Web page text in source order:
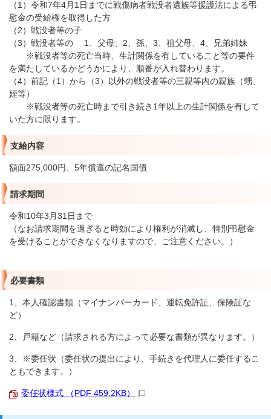
（1）令和7年4月1日までに戦傷病者戦没者遺族等援護法による弔
慰金の受給権を取得した方
（2）戦没者等の子
（3）戦没者等の 1、父母、2、孫、3、祖父母、4、兄弟姉妹
※戦没者等の死亡当時、生計関係を有していること等の要件
を満たしているかどうかにより、順番が入れ替わります。
（4）前記（1）から（3）以外の戦没者等の三親等内の親族（甥、
姪等）
※戦没者等の死亡時まで引き続き1年以上の生計関係を有して
いた方に限ります。
支給内容
額面275,000円、5年償還の記名国債
請求期間
令和10年3月31日まで
（なお請求期間を過ぎると時効により権利が消滅し、特別弔慰金
を受けることができなくなりますので、ご注意ください。）
必要書類
1、本人確認書類（マイナンバーカード、運転免許証、保険証な
ど）
2、戸籍など（請求される方によって必要な書類が異なります。）
3、※委任状（委任状の提出により、手続きを代理人に委任するこ
ともできます。）
委任状様式 （PDF 459.2KB）